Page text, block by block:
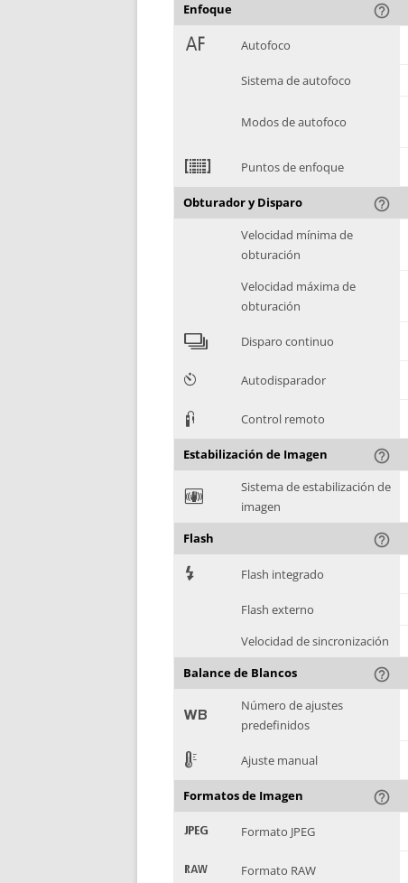
Enfoque help_outline
1 Autofoco
Sistema de autofoco
Modos de autofoco
2 Puntos de enfoque
Obturador y Disparo help_outline
Velocidad mínima de
obturación
Velocidad máxima de
obturación
4 Disparo continuo
6 Autodisparador
3 Control remoto
Estabilización de Imagen help_outline
F
Sistema de estabilización de
imagen
Flash help_outline
7 Flash integrado
Flash externo
Velocidad de sincronización
Balance de Blancos
help_outline
9
Número de ajustes
predefinidos
E Ajuste manual
Formatos de Imagen help_outline
: Formato JPEG
; Formato RAW